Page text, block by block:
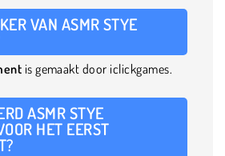
VAN ASMR STYE
is gemaakt door iclickgames.
ASMR STYE
HET EERST